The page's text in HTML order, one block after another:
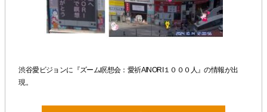
渋谷愛ビジョンに『ズーム瞑想会：愛祈AINORI１０００人』の情報が出
現。